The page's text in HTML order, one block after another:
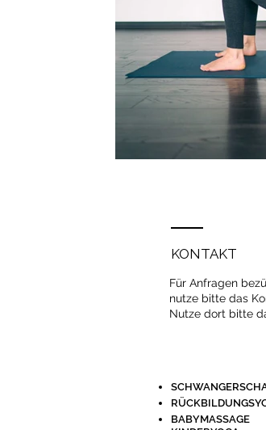
KONTAKT
Für Anfragen
nutze bitte das
Nutze dort bitte
BABYMASSAGE